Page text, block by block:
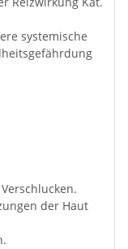
systemische
der Haut